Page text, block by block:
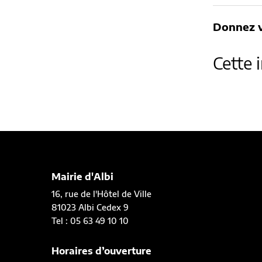
Donnez
Cette
Mairie d'Albi
16, rue de l'Hôtel de Ville
81023 Albi Cedex 9
Tel : 05 63 49 10 10
Horaires d’ouverture